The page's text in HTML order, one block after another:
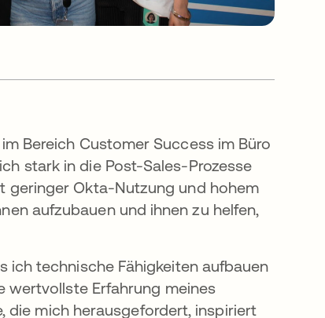
Bereich Customer Success im Büro
stark in die Post-Sales-Prozesse
geringer Okta-Nutzung und hohem
aufzubauen und ihnen zu helfen,
ich technische Fähigkeiten aufbauen
wertvollste Erfahrung meines
die mich herausgefordert, inspiriert